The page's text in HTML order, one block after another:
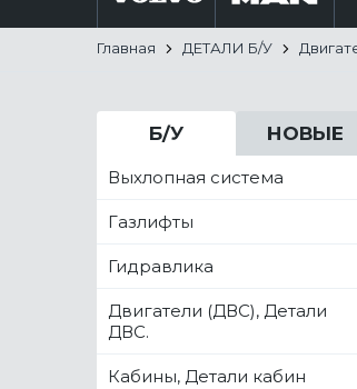
Главная ДЕТАЛИ Б/У
Б/У НОВЫЕ
Выхлопная система
Газлифты
Гидравлика
Двигатели (ДВС), Детали
ДВС.
Кабины, Детали кабин